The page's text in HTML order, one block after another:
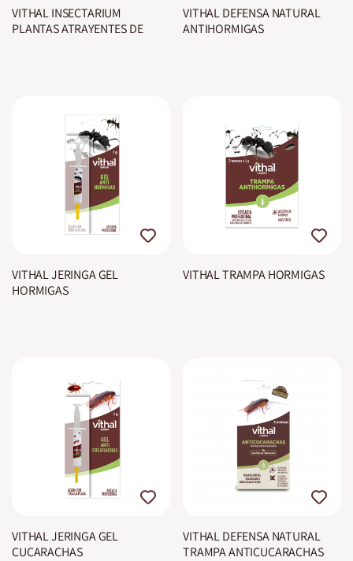
VITHAL INSECTARIUM
PLANTAS ATRAYENTES DE
VITHAL DEFENSA NATURAL
ANTIHORMIGAS
VITHAL JERINGA GEL
HORMIGAS
VITHAL TRAMPA HORMIGAS
VITHAL JERINGA GEL
CUCARACHAS
VITHAL DEFENSA NATURAL
TRAMPA ANTICUCARACHAS